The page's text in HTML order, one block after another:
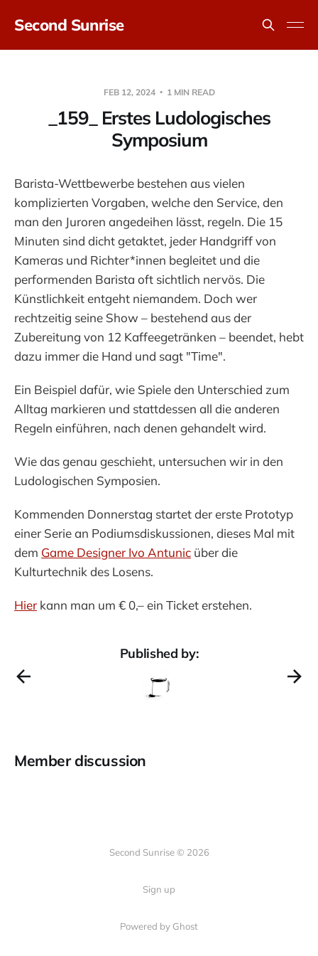
Second Sunrise
FEB 12, 2024 1 MIN READ
_159_ Erstes Ludologisches
Symposium
Barista-Wettbewerbe bestehen aus vielen
komplizierten Vorgaben, welche den Service, den
man den Juroren angedeihen lässt, regeln. Die 15
Minuten sind dicht getaktet, jeder Handgriff von
Kameras und Richter*innen begleitet und die
performenden Barista oft sichtlich nervös. Die
Künstlichkeit entgeht niemandem. Doch wer
rechtzeitig seine Show – bestehend aus der
Zubereitung von 12 Kaffeegetränken – beendet, hebt
dazu immer die Hand und sagt "Time".
Ein Beispiel dafür, wie Spiele den Unterschied zum
Alltag markieren und stattdessen all die anderen
Regeln einführen, nach denen gehandelt wird.
Wie das genau geschieht, untersuchen wir in den
Ludologischen Symposien.
Kommenden Donnerstag startet der erste Prototyp
einer Serie an Podiumsdiskussionen, dieses Mal mit
dem Game Designer Ivo Antunic über die
Kulturtechnik des Losens.
Hier kann man um € 0,– ein Ticket erstehen.
Published by:
Member discussion
Second Sunrise © 2026
Sign up
Powered by Ghost